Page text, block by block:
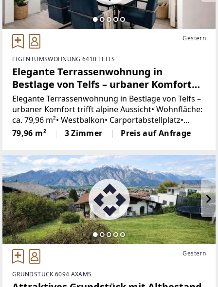
Gestern
EIGENTUMSWOHNUNG 6410 TELFS
Elegante Terrassenwohnung in
Bestlage von Telfs – urbaner Komfort
trifft alpine Aussicht
Elegante Terrassenwohnung in Bestlage von Telfs –
urbaner Komfort trifft alpine Aussicht• Wohnfläche:
ca. 79,96 m²• Westbalkon• Carportabstellplatz•
Großzügiger Wohn - Koch - Essbereich• Zentrale
Sonnenlage• Großes Kellerabteil•
79,96 m² 3 Zimmer Preis auf Anfrage
Gestern
GRUNDSTÜCK 6094 AXAMS